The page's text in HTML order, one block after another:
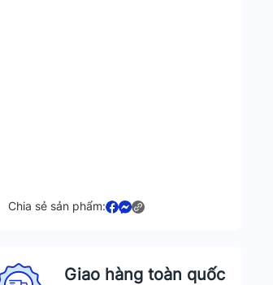
Chia sẻ sản phẩm:
Giao hàng toàn quốc